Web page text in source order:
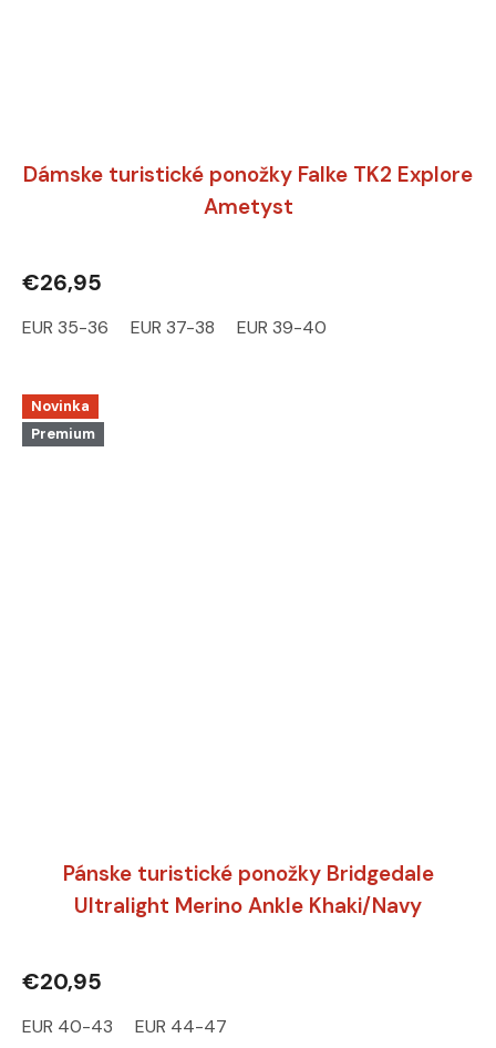
Dámske turistické ponožky Falke TK2 Explore
Ametyst
€26,95
EUR 35-36 EUR 37-38 EUR 39-40
Novinka
Premium
Pánske turistické ponožky Bridgedale
Ultralight Merino Ankle Khaki/Navy
€20,95
EUR 40-43 EUR 44-47